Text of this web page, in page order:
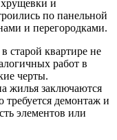
хрущевки и
по панельной
и перегородками.
старой квартире не
работ в
черты.
жилья заключаются
демонтаж и
элементов или